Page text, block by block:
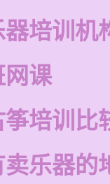
培训机
网课
培训比
乐器的